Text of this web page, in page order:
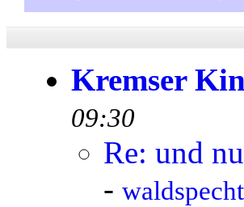
Kremser
09:30
Re: und
- waldspecht